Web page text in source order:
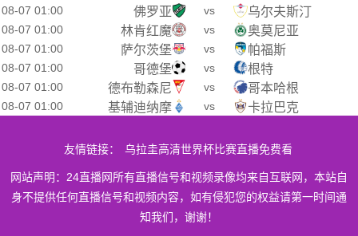
08-07 01:00 佛罗亚 vs 乌尔夫斯汀
08-07 01:00 林肯红魔 vs 奥莫尼亚
08-07 01:00 萨尔茨堡 vs 帕福斯
08-07 01:00 哥德堡 vs 根特
08-07 01:00 德布勒森尼 vs 哥本哈根
08-07 01:00 基辅迪纳摩 vs 卡拉巴克
友情链接： 乌拉圭高清世界杯比赛直播免费看
网站声明：24直播网所有直播信号和视频录像均来自互联网，本站自
身不提供任何直播信号和视频内容，如有侵犯您的权益请第一时间通
知我们，谢谢！